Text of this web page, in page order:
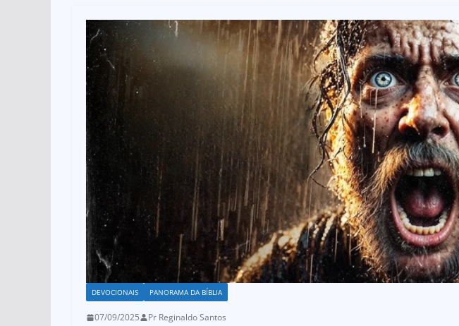
DEVOCIONAIS PANORAMA DA BÍBLIA
07/09/2025 Pr Reginaldo Santos